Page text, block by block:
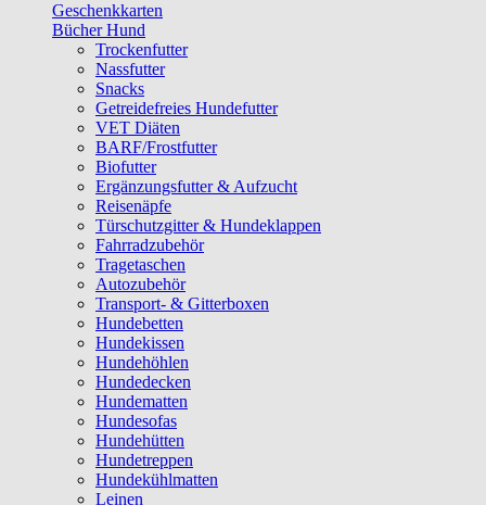
Geschenkkarten
Bücher Hund
Trockenfutter
Nassfutter
Snacks
Getreidefreies Hundefutter
VET Diäten
BARF/Frostfutter
Biofutter
Ergänzungsfutter & Aufzucht
Reisenäpfe
Türschutzgitter & Hundeklappen
Fahrradzubehör
Tragetaschen
Autozubehör
Transport- & Gitterboxen
Hundebetten
Hundekissen
Hundehöhlen
Hundedecken
Hundematten
Hundesofas
Hundehütten
Hundetreppen
Hundekühlmatten
Leinen